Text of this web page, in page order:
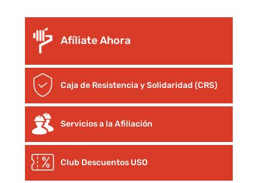
Afíliate Ahora
Caja de Resistencia y Solidaridad (CRS)
Servicios a la Afiliación
Club Descuentos USO